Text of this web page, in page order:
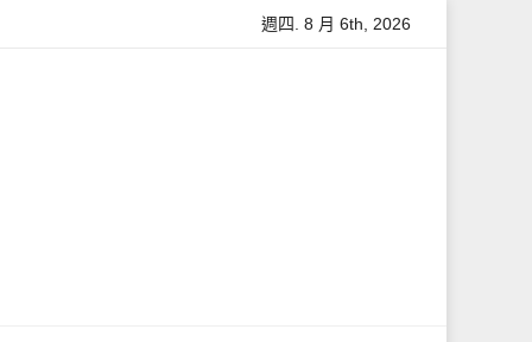
數據安全 怎麼讓Threads流量變多？高效提升流量的完整教學
週四. 8 月 6th, 2026